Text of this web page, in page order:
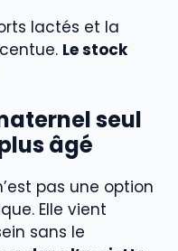
lactés et la
Le stock
seul
âgé
pas une option
Elle vient
sans le